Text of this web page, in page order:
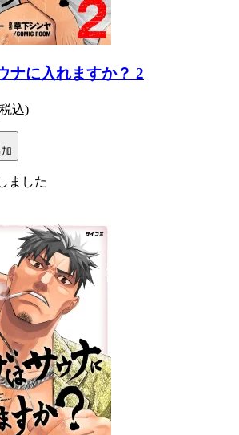
ナに入れますか？ 2
込)
ました